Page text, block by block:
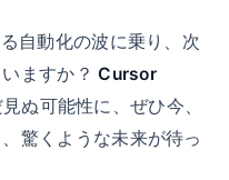
自動化の波に乗り、次
いますか？Cursor
ぬ可能性に、ぜひ今、
驚くような未来が待っ